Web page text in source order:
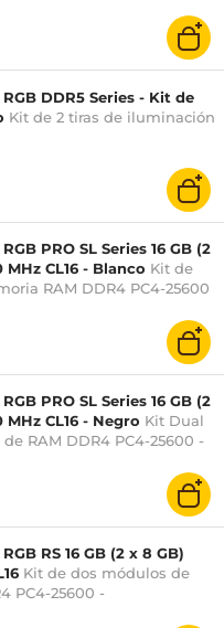
DDR5 Series - Kit de
Kit de 2 tiras de iluminación
PRO SL Series 16 GB (2
CL16 - Blanco Kit de
RAM DDR4 PC4-25600
PRO SL Series 16 GB (2
CL16 - Negro Kit Dual
RAM DDR4 PC4-25600 -
RS 16 GB (2 x 8 GB)
Kit de dos módulos de
PC4-25600 -